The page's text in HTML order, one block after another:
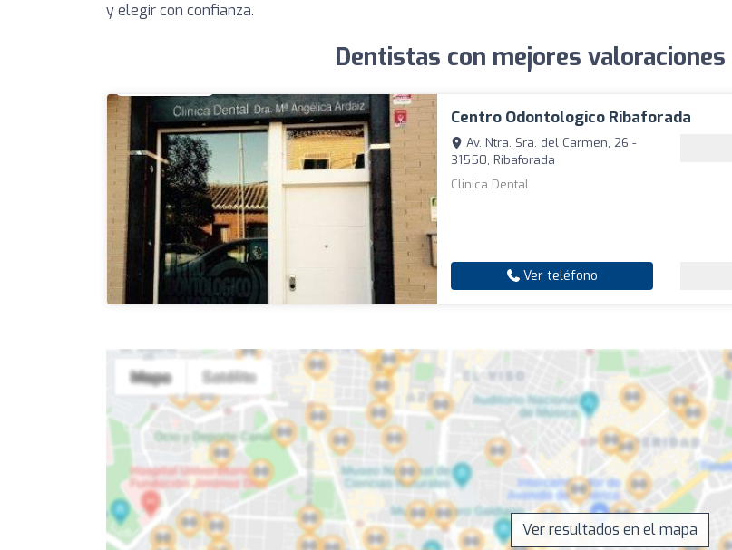
y elegir con confianza.
Dentistas con mejores
Centro Odontologico Ribaforada
Av. Ntra. Sra. del Carmen, 26 -
31550, Ribaforada
Clinica Dental
Ver teléfono
Ver resultados en el mapa